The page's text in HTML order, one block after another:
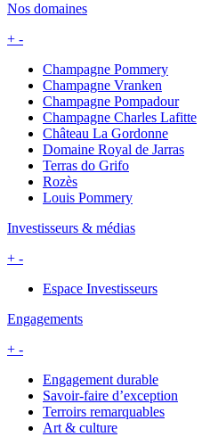
Nos domaines
+ -
Champagne Pommery
Champagne Vranken
Champagne Pompadour
Champagne Charles Lafitte
Château La Gordonne
Domaine Royal de Jarras
Terras do Grifo
Rozès
Louis Pommery
Investisseurs & médias
+ -
Espace Investisseurs
Engagements
+ -
Engagement durable
Savoir-faire d’exception
Terroirs remarquables
Art & culture